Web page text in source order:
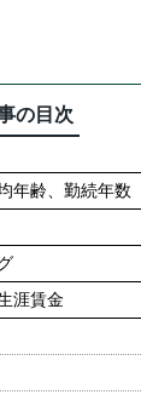
の目次
年齢、勤続年数
涯賃金